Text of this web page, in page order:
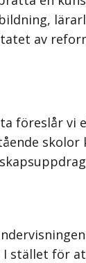
av
föreslår
stället för